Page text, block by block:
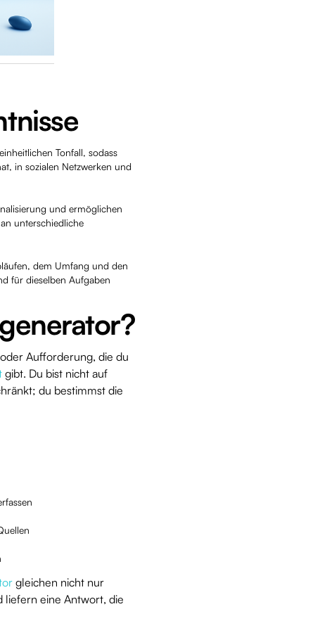
Tonfall, sodass
in sozialen Netzwerken und
und ermöglichen
unterschiedliche
dem Umfang und den
für dieselben Aufgaben
Aufforderung, die du
gibt. Du bist nicht auf
du bestimmst die
gleichen nicht nur
liefern eine Antwort, die